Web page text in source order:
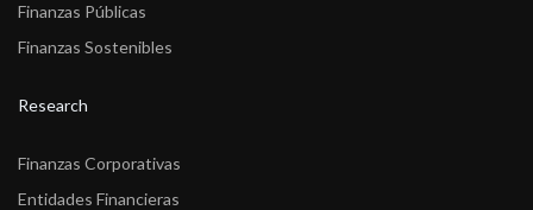
Finanzas Públicas
Finanzas Sostenibles
Research
Finanzas Corporativas
Entidades Financieras